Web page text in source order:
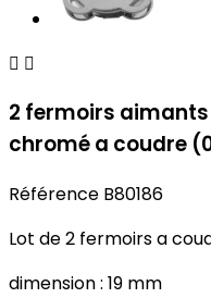
 
2 fermoirs
chromé a coudre
Référence B80186
Lot de 2 fermoirs a
dimension : 19 mm